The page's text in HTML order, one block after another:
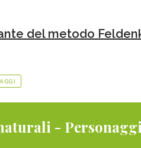
del metodo
- Personaggi